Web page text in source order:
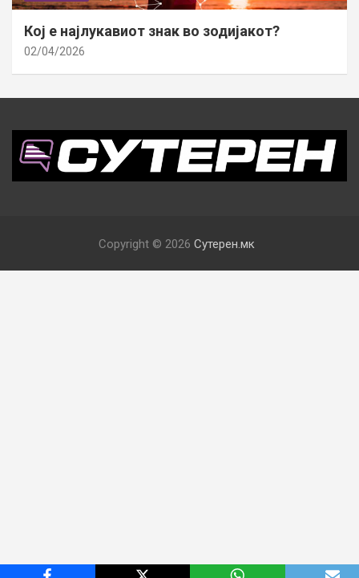
Кој е најлукавиот знак во зодијакот?
02/04/2026
Copyright © 2026 Сутерен.мк